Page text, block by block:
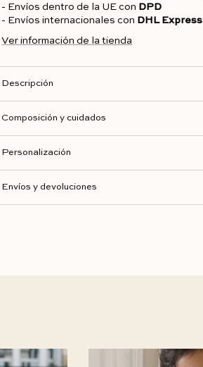
- Envíos dentro de la UE con DPD
- Envíos internacionales con DHL Express
Ver información de la tienda
Descripción
Composición y cuidados
Personalización
Envíos y devoluciones